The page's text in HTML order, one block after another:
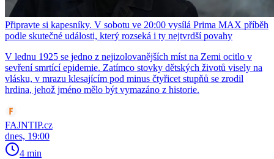
Připravte si kapesníky. V sobotu ve 20:00 vysílá Prima MAX příběh
podle skutečné události, který rozseká i ty nejtvrdší povahy
V lednu 1925 se jedno z nejizolovanějších míst na Zemi ocitlo v
sevření smrtící epidemie. Zatímco stovky dětských životů visely na
vlásku, v mrazu klesajícím pod minus čtyřicet stupňů se zrodil
hrdina, jehož jméno mělo být vymazáno z historie.
FAJNTIP.cz
dnes, 19:00
4 min